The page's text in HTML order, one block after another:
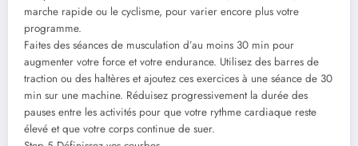
marche rapide ou le cyclisme, pour varier encore plus votre
programme.
Faites des séances de musculation d’au moins 30 min pour
augmenter votre force et votre endurance. Utilisez des barres de
traction ou des haltères et ajoutez ces exercices à une séance de 30
min sur une machine. Réduisez progressivement la durée des
pauses entre les activités pour que votre rythme cardiaque reste
élevé et que votre corps continue de suer.